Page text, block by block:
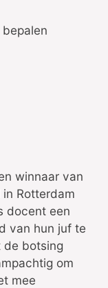
winnaar van
Rotterdam
docent een
van hun juf te
de botsing
om
mee